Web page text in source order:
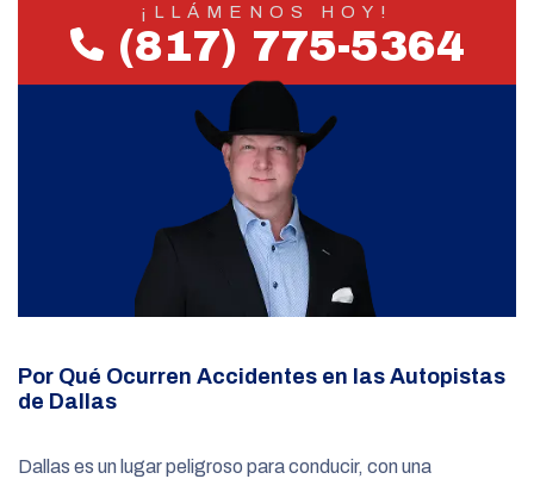
¡LLÁMENOS HOY!
(817) 775-5364
Por Qué Ocurren Accidentes en las Autopistas
de Dallas
Dallas es un lugar peligroso para conducir, con una